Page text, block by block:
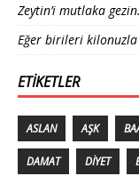
Zeytin’i mutlaka
Eğer birileri
ETIKETLER
ASLAN AŞK
DAMAT DIYET